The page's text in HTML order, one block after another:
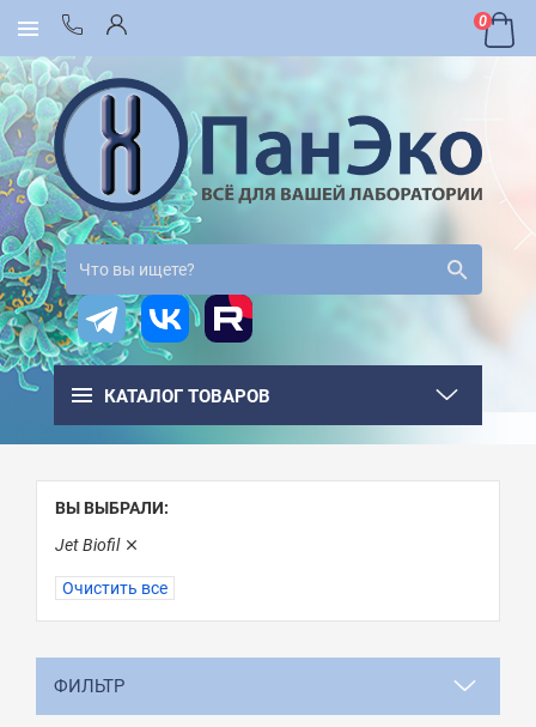
0
КАТАЛОГ ТОВАРОВ
ВЫ ВЫБРАЛИ:
Jet Biofil
Очистить все
ФИЛЬТР